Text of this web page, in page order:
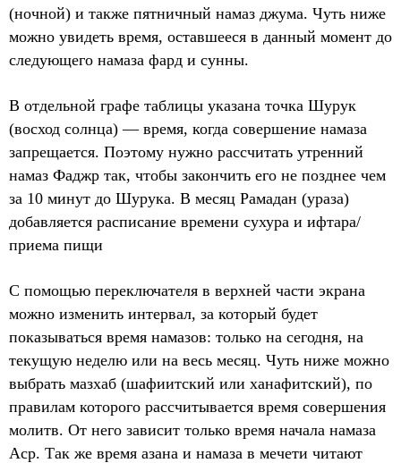
(ночной) и также пятничный намаз джума. Чуть ниже
можно увидеть время, оставшееся в данный момент до
следующего намаза фард и сунны.
В отдельной графе таблицы указана точка Шурук
(восход солнца) — время, когда совершение намаза
запрещается. Поэтому нужно рассчитать утренний
намаз Фаджр так, чтобы закончить его не позднее чем
за 10 минут до Шурука. В месяц Рамадан (ураза)
добавляется расписание времени сухура и ифтара/
приема пищи
С помощью переключателя в верхней части экрана
можно изменить интервал, за который будет
показываться время намазов: только на сегодня, на
текущую неделю или на весь месяц. Чуть ниже можно
выбрать мазхаб (шафиитский или ханафитский), по
правилам которого рассчитывается время совершения
молитв. От него зависит только время начала намаза
Аср. Так же время азана и намаза в мечети читают